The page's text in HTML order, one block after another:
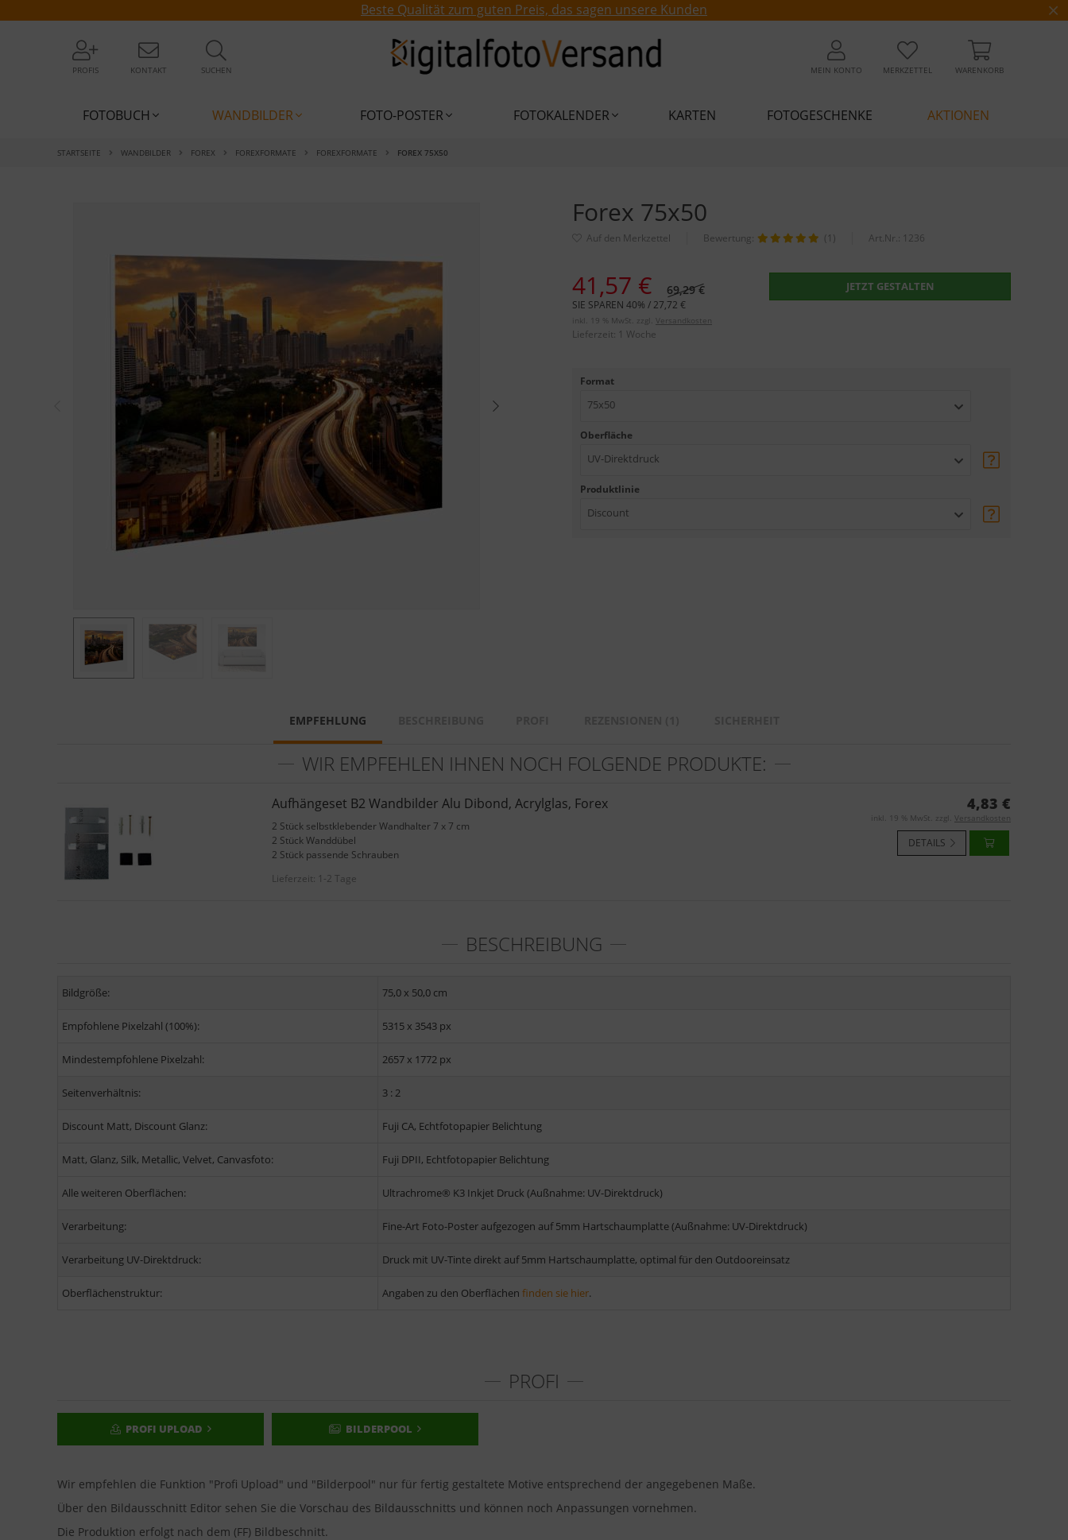
Beste Qualität zum guten Preis, das sagen unsere Kunden
PROFIS KONTAKT SUCHEN MEIN KONTO MERKZETTEL WARENKORB
FOTOBUCH WANDBILDER FOTO-POSTER FOTOKALENDER KARTEN FOTOGESCHENKE AKTIONEN
STARTSEITE WANDBILDER FOREX FOREXFORMATE FOREXFORMATE FOREX 75X50
Forex 75x50
Bewertung: (1) Art.Nr.: 1236
41,57 € 69,29 €
SIE SPAREN 40% / 27,72 €
inkl. 19 % MwSt. zzgl. Versandkosten
Lieferzeit: 1 Woche
JETZT GESTALTEN
Format
75x50
Oberfläche
UV-Direktdruck
Produktlinie
Discount
EMPFEHLUNG
WIR EMPFEHLEN IHNEN NOCH FOLGENDE PRODUKTE:
Aufhängeset B2 Wandbilder Alu Dibond, Acrylglas, Forex
2 Stück selbstklebender Wandhalter 7 x 7 cm
2 Stück Wanddübel
2 Stück passende Schrauben
Lieferzeit: 1-2 Tage
4,83 €
inkl. 19 % MwSt. zzgl. Versandkosten
DETAILS
BESCHREIBUNG
Bildgröße: 75,0 x 50,0 cm
Empfohlene Pixelzahl (100%): 5315 x 3543 px
Mindestempfohlene Pixelzahl: 2657 x 1772 px
Seitenverhältnis: 3 : 2
Discount Matt, Discount Glanz: Fuji CA, Echtfotopapier Belichtung
Matt, Glanz, Silk, Metallic, Velvet, Canvasfoto: Fuji DPII, Echtfotopapier Belichtung
Alle weiteren Oberflächen: Ultrachrome® K3 Inkjet Druck (Außnahme: UV-Direktdruck)
Verarbeitung: Fine-Art Foto-Poster aufgezogen auf 5mm Hartschaumplatte (Außnahme: UV-Direktdruck)
Verarbeitung UV-Direktdruck: Druck mit UV-Tinte direkt auf 5mm Hartschaumplatte, optimal für den Outdooreinsatz
Oberflächenstruktur: Angaben zu den Oberflächen finden sie hier.
PROFI
PROFI UPLOAD BILDERPOOL
Wir empfehlen die Funktion "Profi Upload" und "Bilderpool" nur für fertig gestaltete Motive entsprechend der angegebenen Maße.
Über den Bildausschnitt Editor sehen Sie die Vorschau des Bildausschnitts und können noch Anpassungen vornehmen.
Die Produktion erfolgt nach dem (FF) Bildbeschnitt.